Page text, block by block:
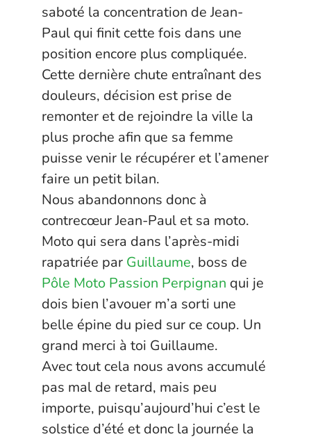
saboté la concentration de Jean-
Paul qui finit cette fois dans une
position encore plus compliquée.
Cette dernière chute entraînant des
douleurs, décision est prise de
remonter et de rejoindre la ville la
plus proche afin que sa femme
puisse venir le récupérer et l’amener
faire un petit bilan.
Nous abandonnons donc à
contrecœur Jean-Paul et sa moto.
Moto qui sera dans l’après-midi
rapatriée par Guillaume, boss de
Pôle Moto Passion Perpignan qui je
dois bien l’avouer m’a sorti une
belle épine du pied sur ce coup. Un
grand merci à toi Guillaume.
Avec tout cela nous avons accumulé
pas mal de retard, mais peu
importe, puisqu’aujourd’hui c’est le
solstice d’été et donc la journée la